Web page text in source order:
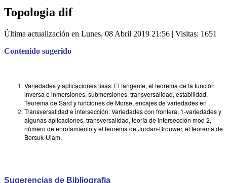
Topologia dif
Última actualización en Lunes, 08 Abril 2019 21:56 | Visitas: 1651
Contenido sugerido
Variedades y aplicaciones lisas: El tangente, el teorema de la función
inversa e inmersiones, submersiones, transversalidad, estabilidad,
Teorema de Sard y funciones de Morse, encajes de variedades en .
Transversalidad e intersección: Variedades con frontera, 1-variedades y
algunas aplicaciones, transversalidad, teoría de intersección mod 2,
número de enrolamiento y el teorema de Jordan-Brouwer, el teorema de
Borsuk-Ulam.
Sugerencias de Bibliografia